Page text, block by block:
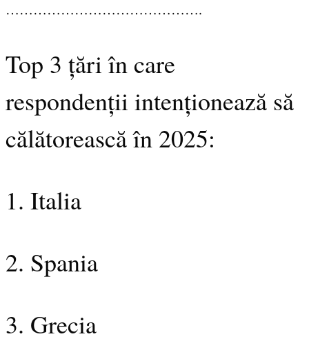
…………………………………….
Top 3 țări în care
respondenții intenționează să
călătorească în 2025:
1. Italia
2. Spania
3. Grecia